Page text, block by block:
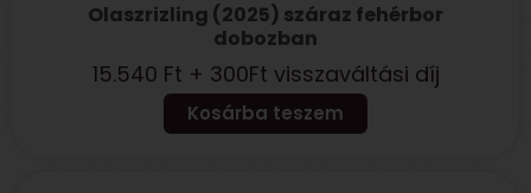
Olaszrizling (2025) száraz fehérbor
dobozban
15.540 Ft + 300Ft visszaváltási díj
Kosárba teszem